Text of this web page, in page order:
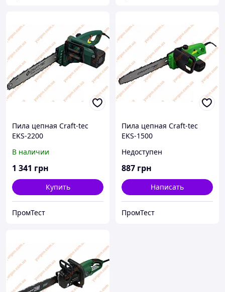
Пила цепная Craft-tec
EKS-2200
В наличии
1 341 грн
Купить
ПромТест
Пила цепная Craft-tec
EKS-1500
Недоступен
887 грн
Написать
ПромТест